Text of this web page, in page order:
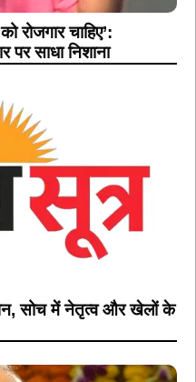
रोजगार चाहिए’:
पर साधा निशाना
सोच में नेतृत्व और खेलों के